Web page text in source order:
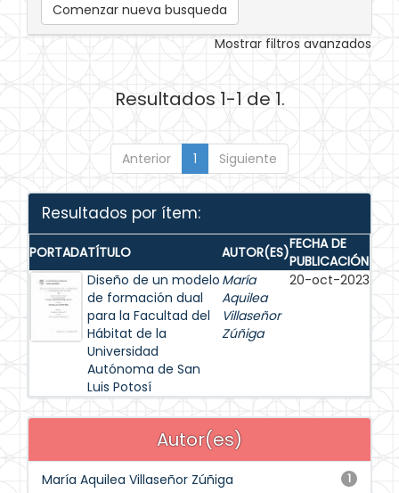
Comenzar nueva busqueda
Mostrar filtros avanzados
Resultados 1-1 de 1.
Anterior 1 Siguiente
Resultados por ítem:
PORTADATÍTULO AUTOR(ES)FECHA DE
PUBLICACIÓN
Diseño de un modelo
de formación dual
para la Facultad del
Hábitat de la
Universidad
Autónoma de San
Luis Potosí
María
Aquilea
Villaseñor
Zúñiga
20-oct-2023
Autor(es)
1
María Aquilea Villaseñor Zúñiga